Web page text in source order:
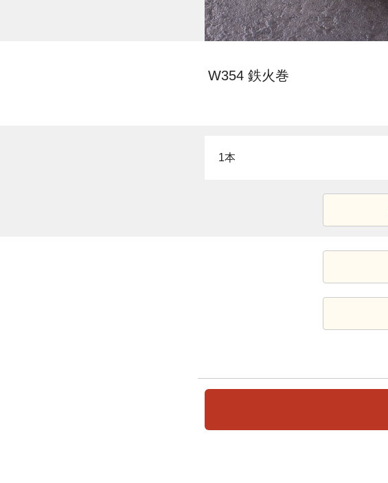
W354 鉄火巻
1本